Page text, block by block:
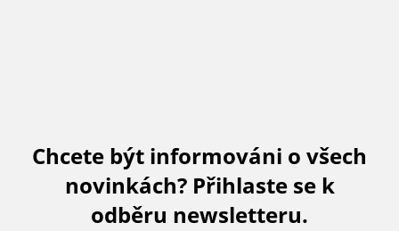
Chcete být informováni o všech
novinkách? Přihlaste se k
odběru newsletteru.